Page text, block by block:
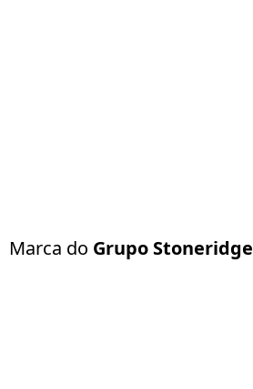
Marca do Grupo Stoneridge